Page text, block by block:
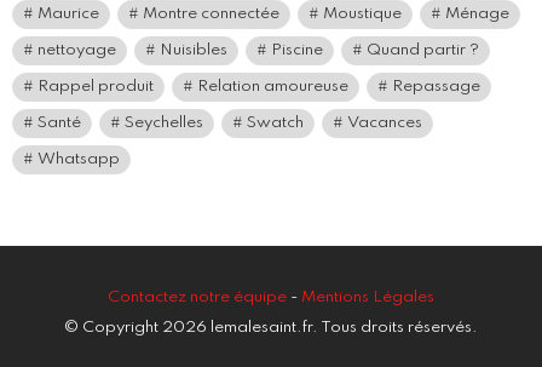
Maurice Montre connectée Moustique Ménage
nettoyage Nuisibles Piscine Quand partir ?
Rappel produit Relation amoureuse Repassage
Santé Seychelles Swatch Vacances
Whatsapp
Contactez notre équipe - Mentions Légales
© Copyright 2026 lemalesaint.fr. Tous droits réservés.